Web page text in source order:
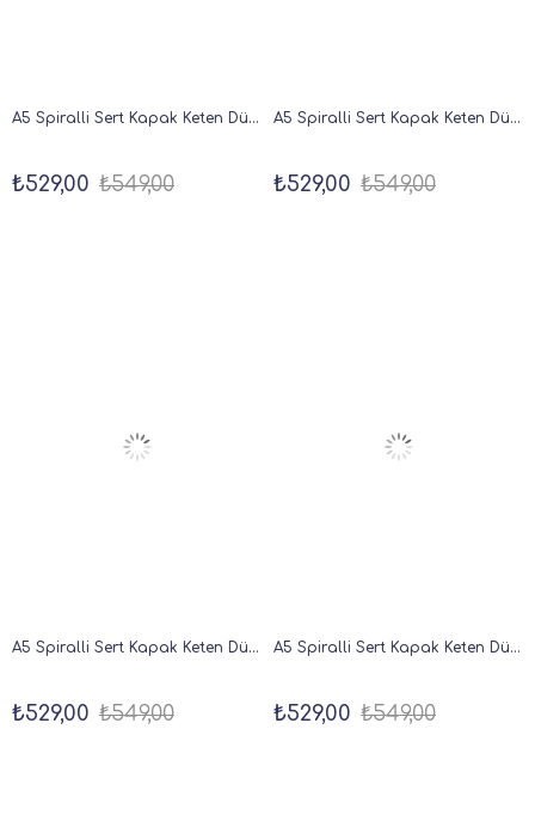
A5 Spiralli Sert Kapak Keten Düz Çizgisiz Tarihsiz Not Defteri Lila
₺529,00 ₺549,00
A5 Spiralli Sert Kapak Keten Düz Çizgisiz Tarihsiz Not Defteri Mercan
₺529,00 ₺549,00
A5 Spiralli Sert Kapak Keten Düz Çizgisiz Tarihsiz Not Defteri Koyu Yeşil
₺529,00 ₺549,00
A5 Spiralli Sert Kapak Keten Düz Çizgisiz Tarihsiz Not Defteri Kahverengi
₺529,00 ₺549,00